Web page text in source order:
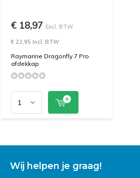
€ 18,97 Excl. BTW
€ 22,95 Incl. BTW
Raymarine Dragonfly 7 Pro
afdekkap
Wij helpen je graag!